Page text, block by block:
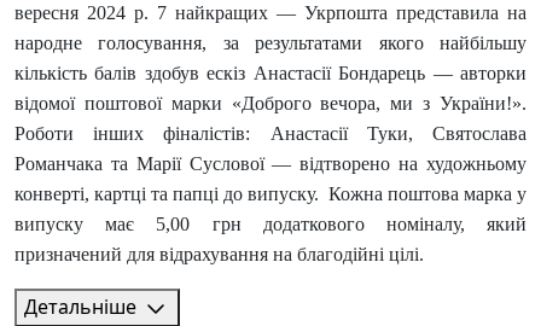
вересня 2024 р. 7 найкращих — Укрпошта представила на
народне голосування, за результатами якого найбільшу
кількість балів здобув ескіз Анастасії Бондарець — авторки
відомої поштової марки «Доброго вечора, ми з України!».
Роботи інших фіналістів: Анастасії Туки, Святослава
Романчака та Марії Суслової — відтворено на художньому
конверті, картці та папці до випуску. Кожна поштова марка у
випуску має 5,00 грн додаткового номіналу, який
призначений для відрахування на благодійні цілі.
Детальніше